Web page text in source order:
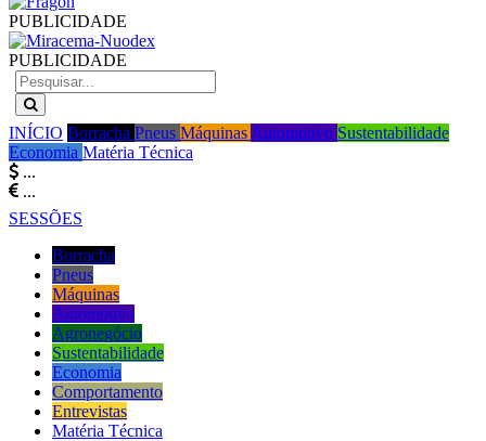
PUBLICIDADE
PUBLICIDADE
INÍCIO Borracha Pneus Máquinas Automotivo Sustentabilidade
Economia Matéria Técnica
...
...
SESSÕES
Borracha
Pneus
Máquinas
Automotivo
Agronegócio
Sustentabilidade
Economia
Comportamento
Entrevistas
Matéria Técnica